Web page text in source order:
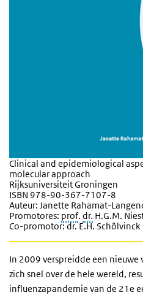
Clinical and epidemiological
molecular approach
Rijksuniversiteit Groningen
ISBN 978-90-367-7107-8
Auteur: Janette Rahamat-
Promotores: prof. dr. H.G.M.
Co-promotor: dr. E.H. Schölvinck
In 2009 verspreidde een nieuwe
zich snel over de hele wereld,
influenzapandemie van de 21e